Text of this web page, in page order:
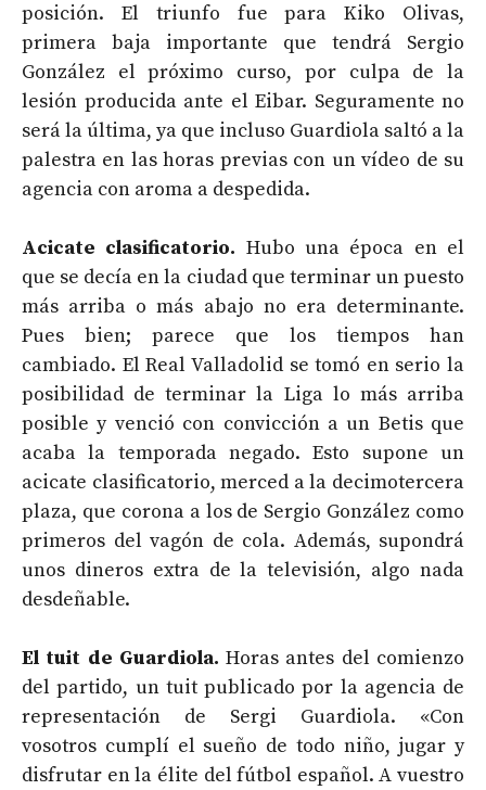
posición. El triunfo fue para Kiko Olivas,
primera baja importante que tendrá Sergio
González el próximo curso, por culpa de la
lesión producida ante el Eibar. Seguramente no
será la última, ya que incluso Guardiola saltó a la
palestra en las horas previas con un vídeo de su
agencia con aroma a despedida.
Acicate clasificatorio. Hubo una época en el
que se decía en la ciudad que terminar un puesto
más arriba o más abajo no era determinante.
Pues bien; parece que los tiempos han
cambiado. El Real Valladolid se tomó en serio la
posibilidad de terminar la Liga lo más arriba
posible y venció con convicción a un Betis que
acaba la temporada negado. Esto supone un
acicate clasificatorio, merced a la decimotercera
plaza, que corona a los de Sergio González como
primeros del vagón de cola. Además, supondrá
unos dineros extra de la televisión, algo nada
desdeñable.
El tuit de Guardiola. Horas antes del comienzo
del partido, un tuit publicado por la agencia de
representación de Sergi Guardiola. «Con
vosotros cumplí el sueño de todo niño, jugar y
disfrutar en la élite del fútbol español. A vuestro